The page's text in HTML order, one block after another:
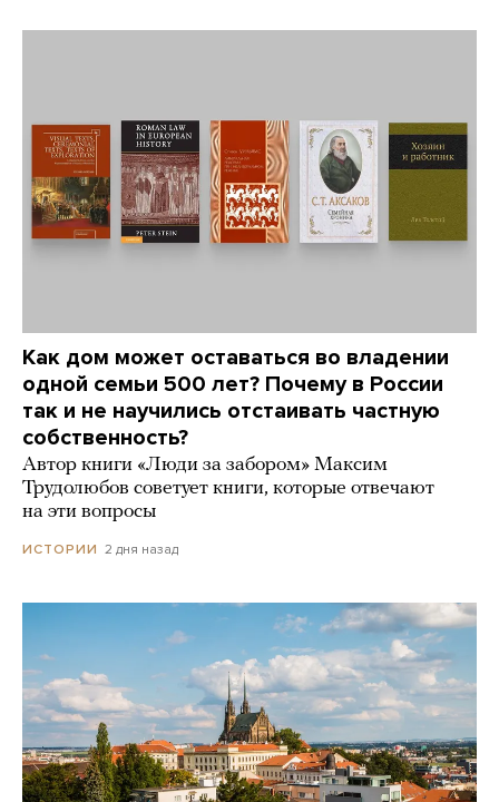
Как дом может оставаться во владении
одной семьи 500 лет? Почему в России
так и не научились отстаивать частную
собственность?
Автор книги «Люди за забором» Максим
Трудолюбов советует книги, которые отвечают
на эти вопросы
ИСТОРИИ 2 дня назад